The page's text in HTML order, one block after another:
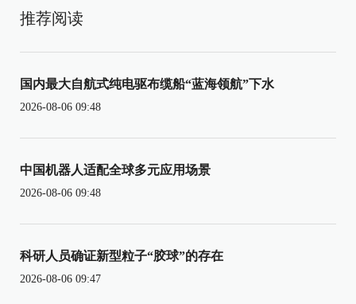
推荐阅读
国内最大自航式纯电驱布缆船“蓝海领航”下水
2026-08-06 09:48
中国机器人适配全球多元应用场景
2026-08-06 09:48
科研人员确证新型粒子“胶球”的存在
2026-08-06 09:47